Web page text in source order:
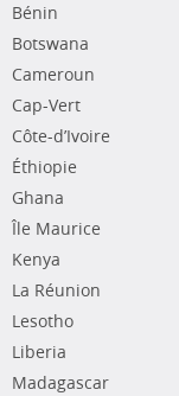
Bénin
Botswana
Cameroun
Cap-Vert
Côte-d’Ivoire
Éthiopie
Ghana
Île Maurice
Kenya
La Réunion
Lesotho
Liberia
Madagascar